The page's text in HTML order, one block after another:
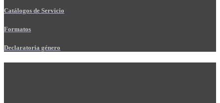
Catálogos de Servicio
Formatos
Declaratoria género